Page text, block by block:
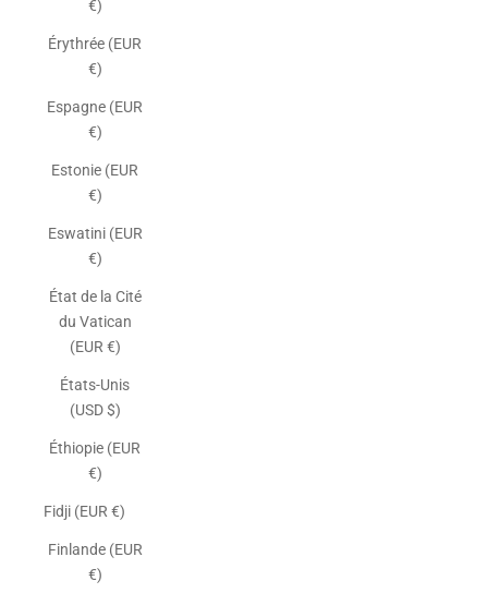
€)
Érythrée (EUR
€)
Espagne (EUR
€)
Estonie (EUR
€)
Eswatini (EUR
€)
État de la Cité
du Vatican
(EUR €)
États-Unis
(USD $)
Éthiopie (EUR
€)
Fidji (EUR €)
Finlande (EUR
€)